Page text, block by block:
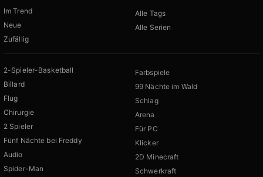
Im Trend
Neue
Zufällig
Alle Tags
Alle Serien
2-Spieler-Basketball
Billard
Flug
Chirurgie
2 Spieler
Fünf Nächte bei Freddy
Audio
Spider-Man
Farbspiele
99 Nächte im Wald
Schlag
Arena
Für PC
Klicker
2D Minecraft
Schwerkraft